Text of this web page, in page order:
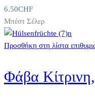
6.50CHF
Μπέστ Σέλερ
Προσθήκη στη λίστα
Φάβα